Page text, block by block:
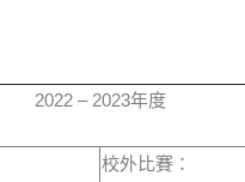
2022 – 2023年度
校外比賽：